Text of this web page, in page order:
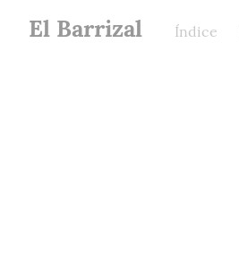
El Barrizal Índice